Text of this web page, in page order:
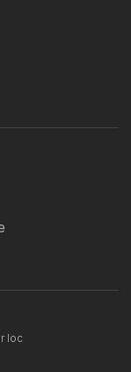
loc